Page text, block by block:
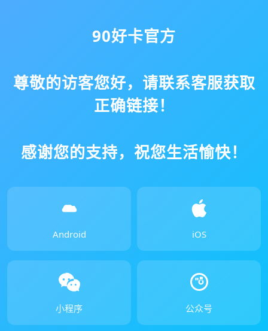
90好卡官方
尊敬的访客您好，请联系客服获取
正确链接！
感谢您的支持，祝您生活愉快！
Android iOS
小程序 公众号